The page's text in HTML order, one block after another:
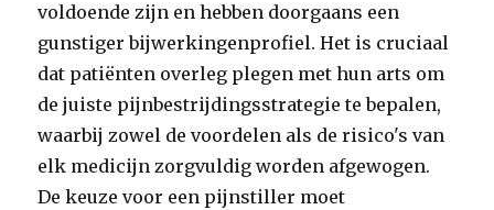
voldoende zijn en hebben doorgaans een
gunstiger bijwerkingenprofiel. Het is cruciaal
dat patiënten overleg plegen met hun arts om
de juiste pijnbestrijdingsstrategie te bepalen,
waarbij zowel de voordelen als de risico's van
elk medicijn zorgvuldig worden afgewogen.
De keuze voor een pijnstiller moet